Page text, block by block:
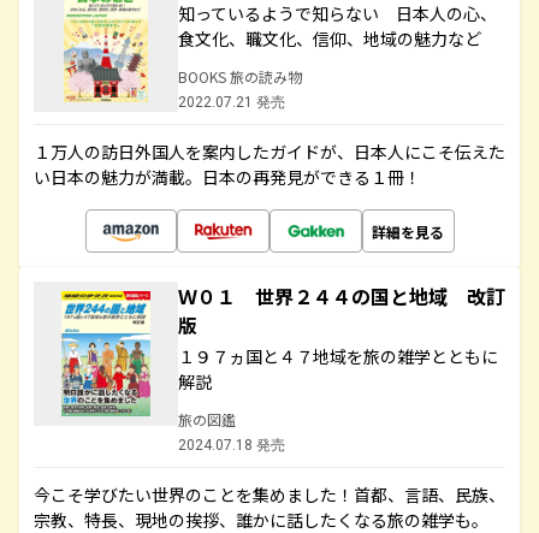
知っているようで知らない 日本人の心、
食文化、職文化、信仰、地域の魅力など
BOOKS 旅の読み物
2022.07.21 発売
１万人の訪日外国人を案内したガイドが、日本人にこそ伝えた
い日本の魅力が満載。日本の再発見ができる１冊！
詳細を見る
Ｗ０１ 世界２４４の国と地域 改訂
版
１９７ヵ国と４７地域を旅の雑学とともに
解説
旅の図鑑
2024.07.18 発売
今こそ学びたい世界のことを集めました！首都、言語、民族、
宗教、特長、現地の挨拶、誰かに話したくなる旅の雑学も。